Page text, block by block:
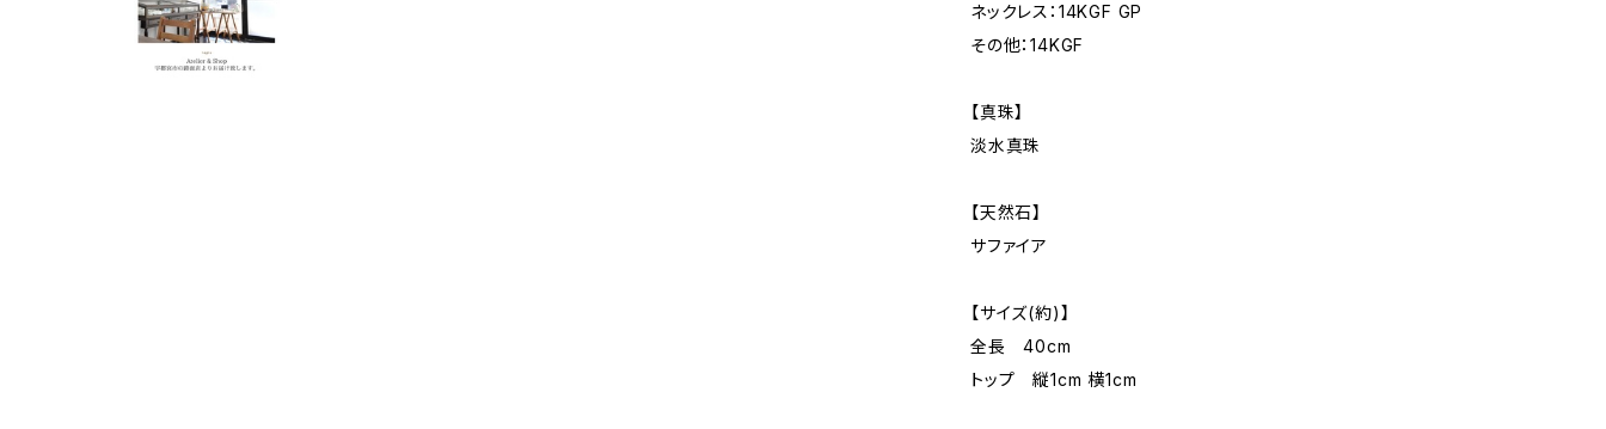
ネックレス：14KGF GP
その他：14KGF
【真珠】
淡水真珠
【天然石】
サファイア
【サイズ(約)】
全長 40cm
トップ 縦1cm 横1cm